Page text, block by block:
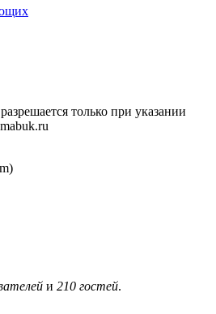
только при указании
и 210 гостей.